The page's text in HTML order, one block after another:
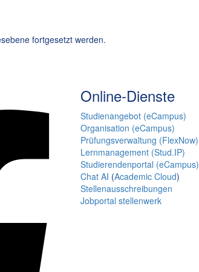
fortgesetzt werden.
Online-Dienste
Studienangebot (eCampus)
Organisation (eCampus)
Prüfungsverwaltung (FlexNow)
Lernmanagement (Stud.IP)
Studierendenportal (eCampus)
Chat AI (Academic Cloud)
Stellenausschreibungen
Jobportal stellenwerk